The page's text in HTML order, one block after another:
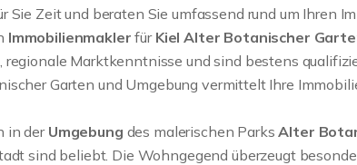
Sie Zeit und beraten Sie umfassend rund um Ihren
Immobilienmaklerfür Kiel Alter Botanischer
regionale Marktkenntnisse und sind bestens
Garten und Umgebung vermittelt Ihre
in derUmgebung des malerischen ParksAlter
sind beliebt. Die Wohngegend überzeugt